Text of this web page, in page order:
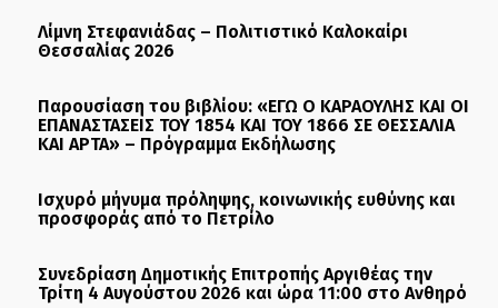
Λίμνη Στεφανιάδας – Πολιτιστικό Καλοκαίρι
Θεσσαλίας 2026
Παρουσίαση του βιβλίου: «ΕΓΩ Ο ΚΑΡΑΟΥΛΗΣ ΚΑΙ ΟΙ
ΕΠΑΝΑΣΤΑΣΕΙΣ ΤΟΥ 1854 ΚΑΙ ΤΟΥ 1866 ΣΕ ΘΕΣΣΑΛΙΑ
ΚΑΙ ΑΡΤΑ» – Πρόγραμμα Εκδήλωσης
Ισχυρό μήνυμα πρόληψης, κοινωνικής ευθύνης και
προσφοράς από το Πετρίλο
Συνεδρίαση Δημοτικής Επιτροπής Αργιθέας την
Τρίτη 4 Αυγούστου 2026 και ώρα 11:00 στο Ανθηρό